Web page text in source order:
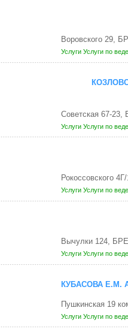
Воровского 29,
Услуги Услуги по
Советская 67-
Услуги Услуги по
Рокоссовского
Услуги Услуги по
Вычулки 124,
Услуги Услуги по
КУБАСОВА Е.М.
Пушкинская 19
Услуги Услуги по